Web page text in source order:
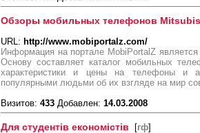
Обзоры мобильных телефонов
URL: http://www.mobiportalz.com/
Информация на портале MobiPortalZ
Основу составляет каталог мобильных
характеристики и цены на телефоны и
популярными людьми об их взгляде на мир
Визитов: 433 Добавлен: 14.03.2008
Для студентів економістів [гф]